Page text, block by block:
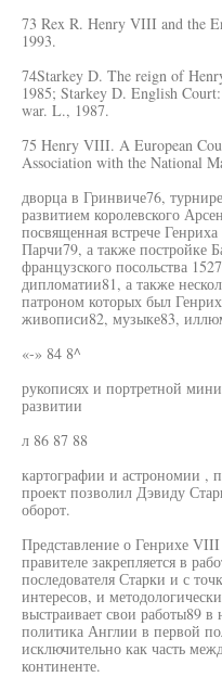
73 Rex R. Henry VIII and the
1993.
74Starkey D. The reign of
1985; Starkey D. English
war. L., 1987.
75 Henry VIII. A European
Association with the National
дворца в Гринвиче76,
развитием королевского
посвященная встрече
Парчи79, а также постройке
французского посольства
дипломатии81, а также
патроном которых был
живописи82, музыке83,
«-» 84 8^
рукописях и портретной
развитии
л 86 87 88
картографии и астрономии ,
проект позволил Дэвиду
оборот.
Представление о Генрихе
правителе закрепляется в
последователя Старки и с
интересов, и
выстраивает свои работы89
политика Англии в первой
исключительно как часть
континенте.